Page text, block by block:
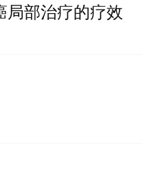
局部治疗的疗效